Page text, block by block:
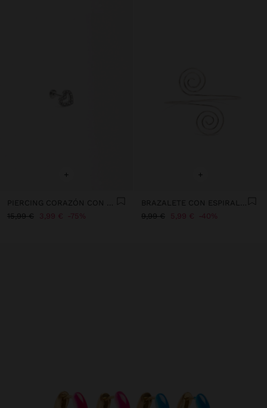
+
15,99 €
3,99 € 75%
+
9,99 €
5,99 € 40%